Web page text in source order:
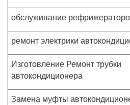
обслуживание
ремонт электрики
Изготовление Ремонт трубки
автокондиционера
Замена муфты